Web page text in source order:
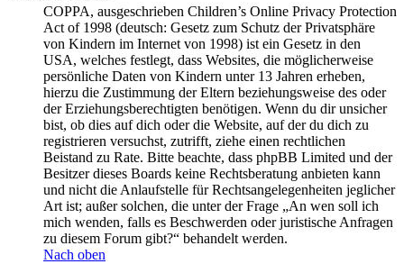
COPPA, ausgeschrieben Children’s Online Privacy Protection
Act of 1998 (deutsch: Gesetz zum Schutz der Privatsphäre
von Kindern im Internet von 1998) ist ein Gesetz in den
USA, welches festlegt, dass Websites, die möglicherweise
persönliche Daten von Kindern unter 13 Jahren erheben,
hierzu die Zustimmung der Eltern beziehungsweise des oder
der Erziehungsberechtigten benötigen. Wenn du dir unsicher
bist, ob dies auf dich oder die Website, auf der du dich zu
registrieren versuchst, zutrifft, ziehe einen rechtlichen
Beistand zu Rate. Bitte beachte, dass phpBB Limited und der
Besitzer dieses Boards keine Rechtsberatung anbieten kann
und nicht die Anlaufstelle für Rechtsangelegenheiten jeglicher
Art ist; außer solchen, die unter der Frage „An wen soll ich
mich wenden, falls es Beschwerden oder juristische Anfragen
zu diesem Forum gibt?“ behandelt werden.
Nach oben